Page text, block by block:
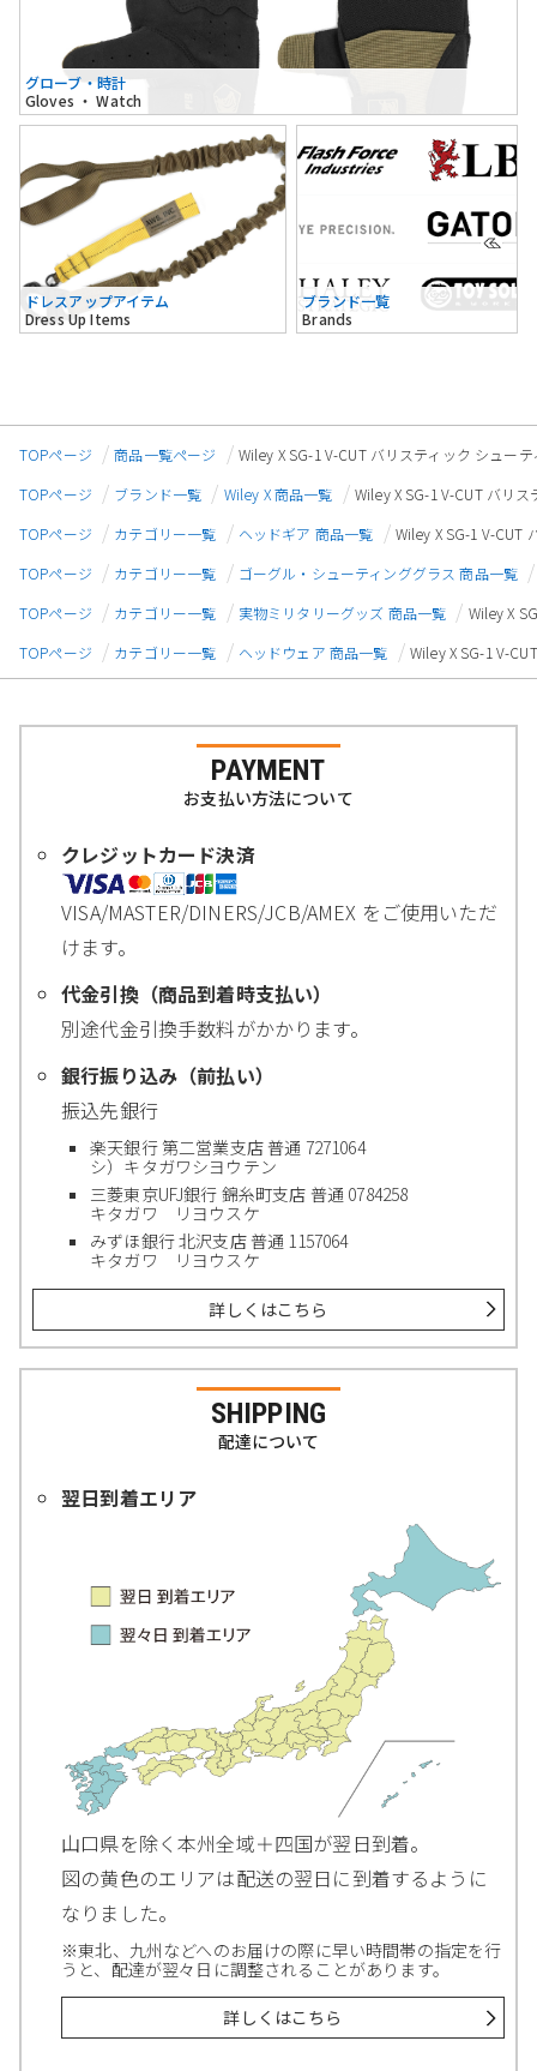
グローブ・時計
Gloves ・ Watch
ドレスアップアイテム
Dress Up Items
ブランド一覧
Brands
TOPページ 商品一覧ページ
Wiley X SG-1 V-CUT バリスティック シュー
TOPページ
ブランド一覧 Wiley X 商品一覧
Wiley X SG-1 V-CUT バリ
TOPページ
カテゴリー一覧 ヘッドギア 商品一覧
Wiley X SG-1 V-CUT
TOPページ
カテゴリー一覧
ゴーグル・シューティンググラス 商品一覧
TOPページ
カテゴリー一覧 実物ミリタリーグッズ 商品一覧
Wiley X
TOPページ
カテゴリー一覧 ヘッドウェア 商品一覧 Wiley X SG-1 V-
PAYMENT
お支払い方法について
クレジットカード決済
VISA/MASTER/DINERS/JCB/AMEX をご使用いただ
けます。
代金引換（商品到着時支払い）
別途代金引換手数料がかかります。
銀行振り込み（前払い）
振込先銀行
楽天銀行 第二営業支店 普通 7271064
シ）キタガワシヨウテン
三菱東京UFJ銀行 錦糸町支店 普通 0784258
キタガワ リヨウスケ
みずほ銀行 北沢支店 普通 1157064
キタガワ リヨウスケ
詳しくはこちら
SHIPPING
配達について
翌日到着エリア
山口県を除く本州全域＋四国が翌日到着。
図の黄色のエリアは配送の翌日に到着するように
なりました。
※東北、九州などへのお届けの際に早い時間帯の指定を行
うと、配達が翌々日に調整されることがあります。
詳しくはこちら